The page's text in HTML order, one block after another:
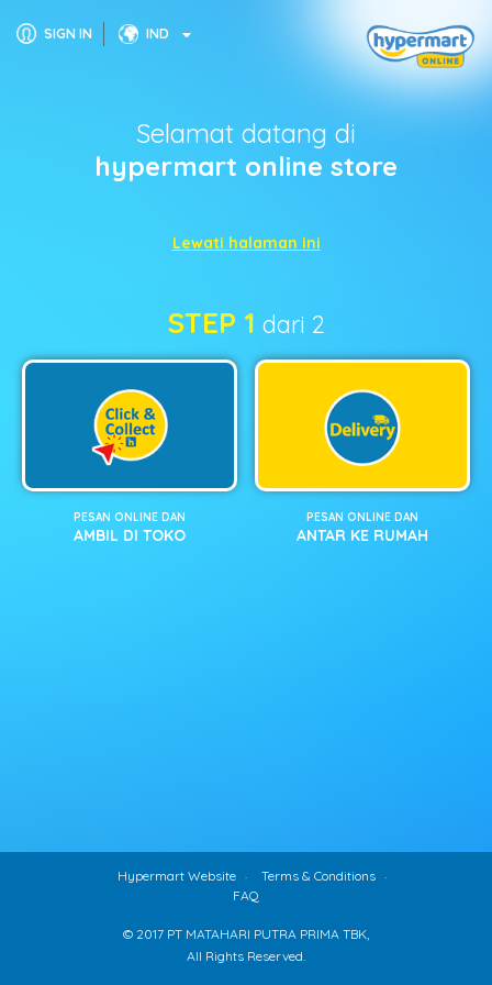
SIGN IN IND
Selamat datang di
hypermart online store
Lewati halaman ini
STEP 1 dari 2
PESAN ONLINE DAN
AMBIL DI TOKO
PESAN ONLINE DAN
ANTAR KE RUMAH
Hypermart Website
Terms & Conditions
FAQ
© 2017 PT MATAHARI PUTRA PRIMA TBK,
All Rights Reserved.